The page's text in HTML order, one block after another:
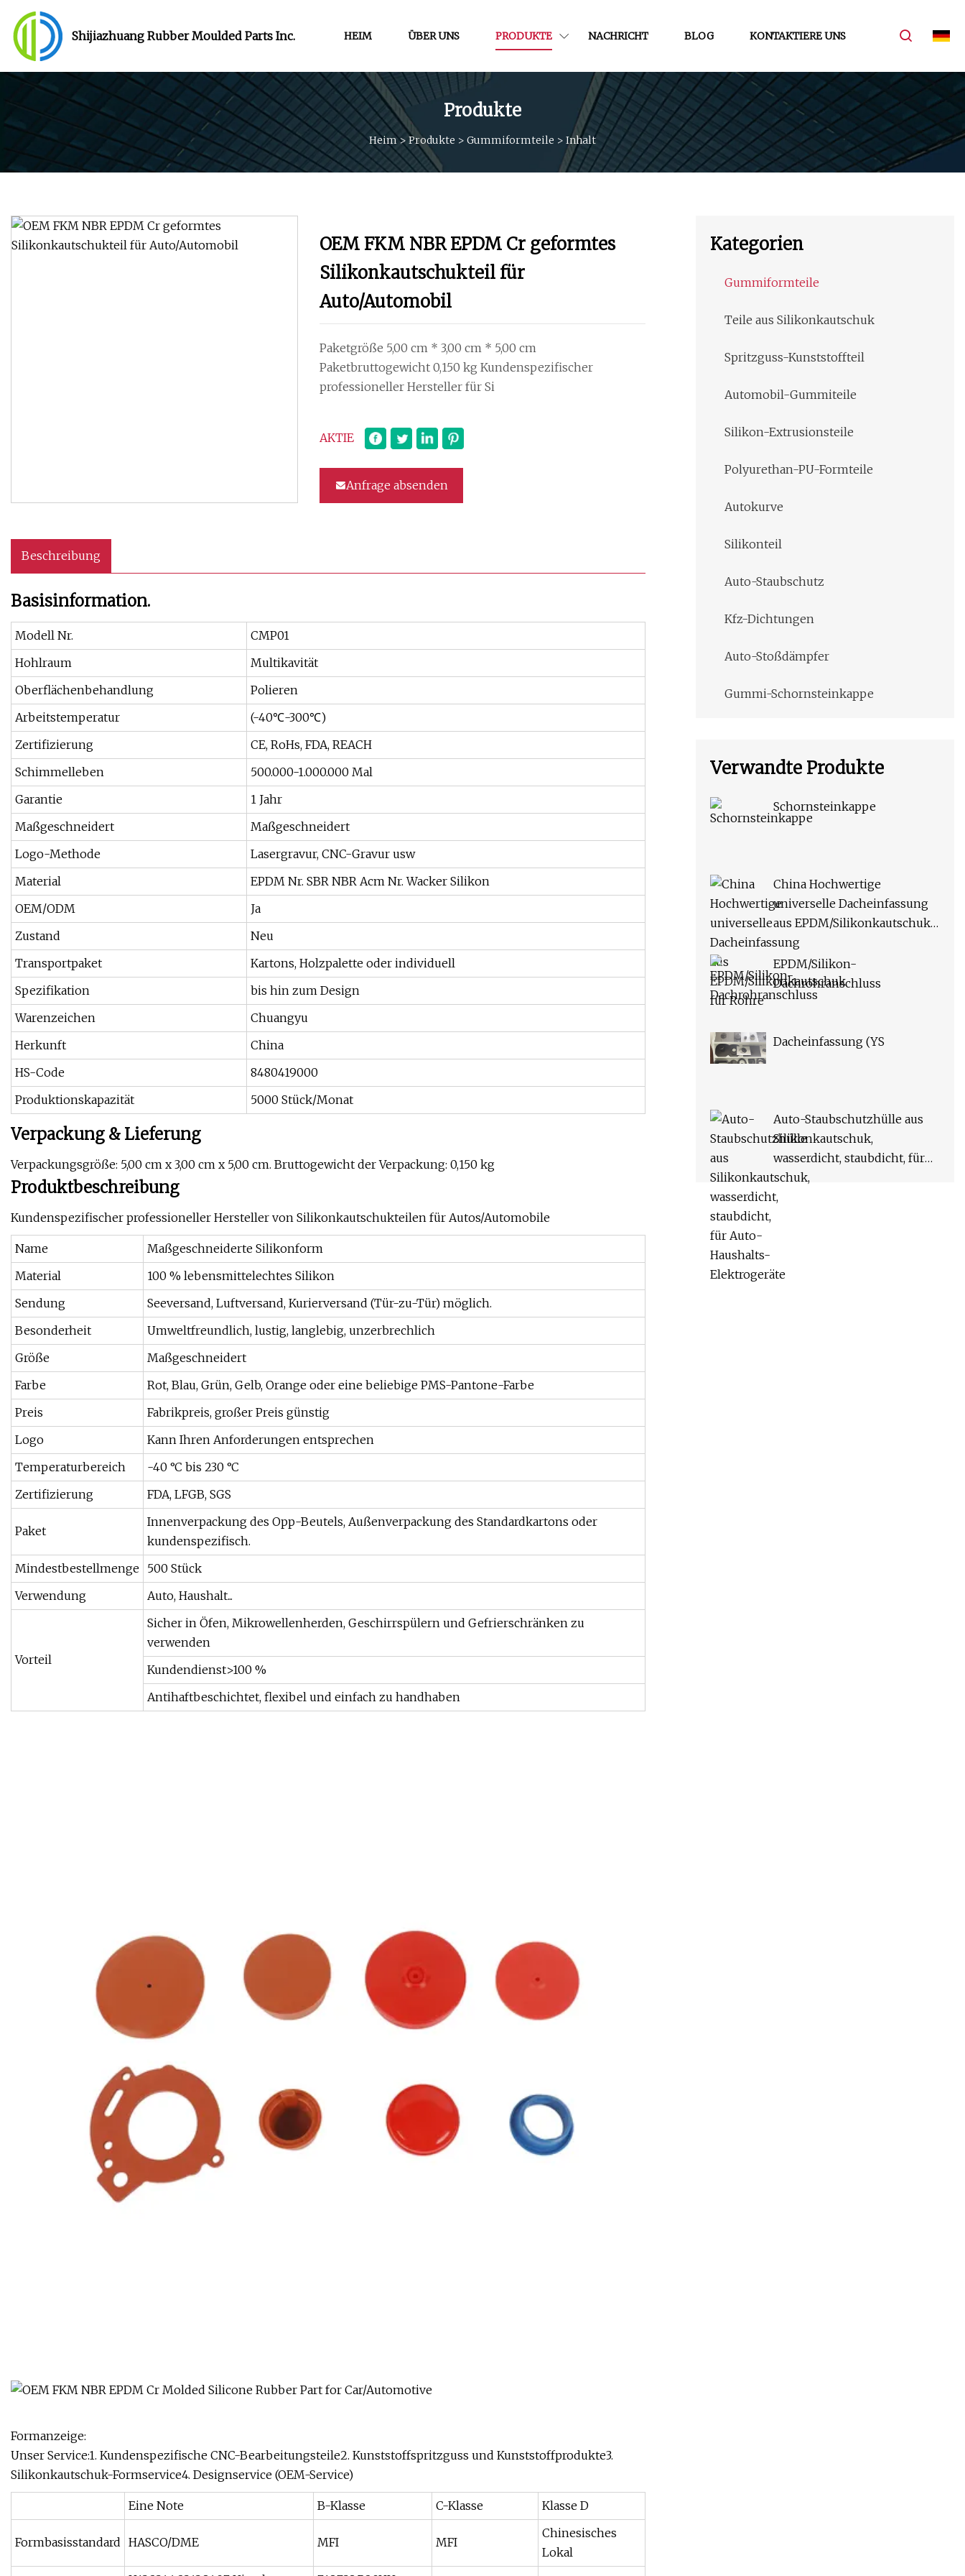
Shijiazhuang Rubber Moulded Parts Inc. HEIM ÜBER UNS PRODUKTE NACHRICHT BLOG KONTAKTIERE UNS
Produkte
Heim> Produkte > Gummiformteile > Inhalt
OEM FKM NBR EPDM Cr geformtes
Silikonkautschukteil für
Auto/Automobil
Paketgröße 5,00 cm * 3,00 cm * 5,00 cm
Paketbruttogewicht 0,150 kg Kundenspezifischer
professioneller Hersteller für Si
AKTIE
Anfrage absenden
Beschreibung
Basisinformation.
Modell Nr.
CMP01
Hohlraum
Multikavität
Oberflächenbehandlung
Polieren
Arbeitstemperatur
(-40℃-300℃)
Zertifizierung
CE, RoHs, FDA, REACH
Schimmelleben
500.000-1.000.000 Mal
Garantie
1 Jahr
Maßgeschneidert
Maßgeschneidert
Logo-Methode
Lasergravur, CNC-Gravur usw
Material
EPDM Nr. SBR NBR Acm Nr. Wacker Silikon
OEM/ODM
Ja
Zustand
Neu
Transportpaket
Kartons, Holzpalette oder individuell
Spezifikation
bis hin zum Design
Warenzeichen
Chuangyu
Herkunft
China
HS-Code
8480419000
Produktionskapazität
5000 Stück/Monat
Verpackung & Lieferung
Verpackungsgröße: 5,00 cm x 3,00 cm x 5,00 cm. Bruttogewicht der Verpackung: 0,150 kg
Produktbeschreibung
Kundenspezifischer professioneller Hersteller von Silikonkautschukteilen für Autos/Automobile
Name
Maßgeschneiderte Silikonform
Material
100 % lebensmittelechtes Silikon
Sendung
Seeversand, Luftversand, Kurierversand (Tür-zu-Tür) möglich.
Besonderheit
Umweltfreundlich, lustig, langlebig, unzerbrechlich
Größe
Maßgeschneidert
Farbe
Rot, Blau, Grün, Gelb, Orange oder eine beliebige PMS-Pantone-Farbe
Preis
Fabrikpreis, großer Preis günstig
Logo
Kann Ihren Anforderungen entsprechen
Temperaturbereich
-40 °C bis 230 °C
Zertifizierung
FDA, LFGB, SGS
Paket
Innenverpackung des Opp-Beutels, Außenverpackung des Standardkartons oder
kundenspezifisch.
Mindestbestellmenge 500 Stück
Verwendung
Auto, Haushalt...
Vorteil
Sicher in Öfen, Mikrowellenherden, Geschirrspülern und Gefrierschränken zu
verwenden
Kundendienst>100 %
Antihaftbeschichtet, flexibel und einfach zu handhaben
Formanzeige:
Unser Service:1. Kundenspezifische CNC-Bearbeitungsteile2. Kunststoffspritzguss und Kunststoffprodukte3.
Silikonkautschuk-Formservice4. Designservice (OEM-Service)
Eine Note B-Klasse C-Klasse Klasse D
Formbasisstandard HASCO/DME MFI MFI
Chinesisches
Lokal
Kategorien
Gummiformteile
Teile aus Silikonkautschuk
Spritzguss-Kunststoffteil
Automobil-Gummiteile
Silikon-Extrusionsteile
Polyurethan-PU-Formteile
Autokurve
Silikonteil
Auto-Staubschutz
Kfz-Dichtungen
Auto-Stoßdämpfer
Gummi-Schornsteinkappe
Verwandte Produkte
Schornsteinkappe
China Hochwertige
universelle Dacheinfassung
aus EPDM/Silikonkautschuk
für Rohre
EPDM/Silikon-
Dachrohranschluss
Dacheinfassung (YS
Auto-Staubschutzhülle aus
Silikonkautschuk,
wasserdicht, staubdicht, für
Auto-Haushalts-
Elektrogeräte